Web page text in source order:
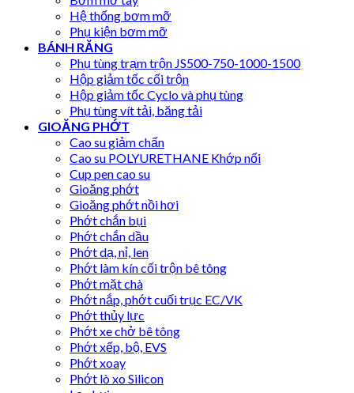
Hệ thống bơm mỡ
Phụ kiện bơm mỡ
BÁNH RĂNG
Phụ tùng trạm trộn JS500-750-1000-1500
Hộp giảm tốc cối trộn
Hộp giảm tốc Cyclo và phụ tùng
Phụ tùng vít tải, băng tải
GIOĂNG PHỚT
Cao su giảm chấn
Cao su POLYURETHANE Khớp nối
Cup pen cao su
Gioăng phớt
Gioăng phớt nồi hơi
Phớt chắn bụi
Phớt chắn dầu
Phớt dạ, nỉ, len
Phớt làm kín cối trộn bê tông
Phớt mặt chà
Phớt nắp, phớt cuối trục EC/VK
Phớt thủy lực
Phớt xe chở bê tông
Phớt xếp, bộ, EVS
Phớt xoay
Phớt lò xo Silicon